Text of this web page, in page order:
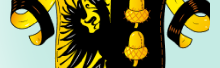
Energie
Contact